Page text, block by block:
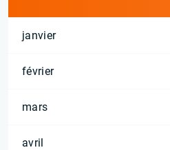
janvier
février
mars
avril